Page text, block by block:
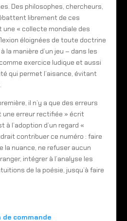
Des philosophes, chercheurs,
librement de ces
« collecte mondiale des
éloignées de toute doctrine
manière d’un jeu – dans les
exercice ludique et aussi
qui permet l’aisance, évitant
il n’y a que des erreurs
une erreur rectifiée » écrit
à l’adoption d’un regard «
contribuer ce numéro : faire
la nuance, ne refuser aucun
intégrer à l’analyse les
de la poésie, jusqu’à faire
de commande